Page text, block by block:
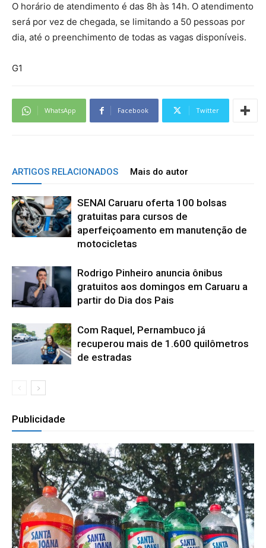
O horário de atendimento é das 8h às 14h. O atendimento
será por vez de chegada, se limitando a 50 pessoas por
dia, até o preenchimento de todas as vagas disponíveis.
G1
WhatsApp Facebook Twitter
ARTIGOS RELACIONADOS Mais do autor
SENAI Caruaru oferta 100 bolsas
gratuitas para cursos de
aperfeiçoamento em manutenção de
motocicletas
Rodrigo Pinheiro anuncia ônibus
gratuitos aos domingos em Caruaru a
partir do Dia dos Pais
Com Raquel, Pernambuco já
recuperou mais de 1.600 quilômetros
de estradas
Publicidade